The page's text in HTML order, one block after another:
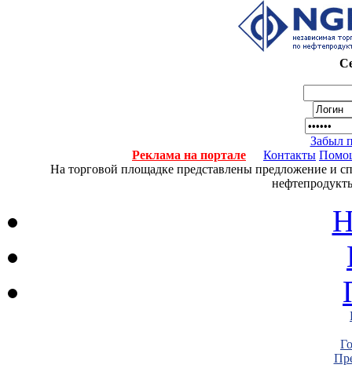
Забыл
Реклама на портале
Контакты
На торговой площадке представлены предложение и